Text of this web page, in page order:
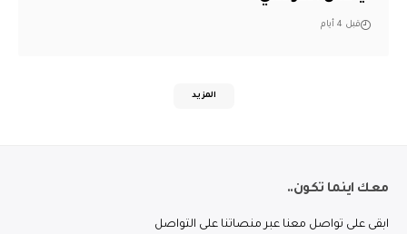
قبل 4 أيام
المزيد
معك اينما تكون..
ابقى على تواصل معنا عبر منصاتنا على التواصل